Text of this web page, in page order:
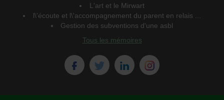
L'art et le Mirwart
l\'écoute et l\'accompagnement du parent en relais ...
Gestion des subventions d'une asbl
Tous les mémoires